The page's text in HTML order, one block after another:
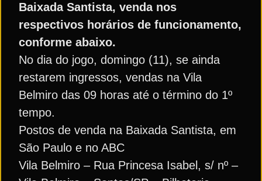
Baixada Santista, venda nos
respectivos horários de funcionamento,
conforme abaixo.
No dia do jogo, domingo (11), se ainda
restarem ingressos, vendas na Vila
Belmiro das 09 horas até o término do 1º
tempo.
Postos de venda na Baixada Santista, em
São Paulo e no ABC
Vila Belmiro – Rua Princesa Isabel, s/ nº –